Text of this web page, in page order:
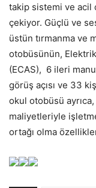
takip sistemi ve acil
çekiyor. Güçlü ve
üstün tırmanma ve
otobüsünün,
(ECAS), 6 ileri
görüş açısı ve 33
okul otobüsü
maliyetleriyle
ortağı olma